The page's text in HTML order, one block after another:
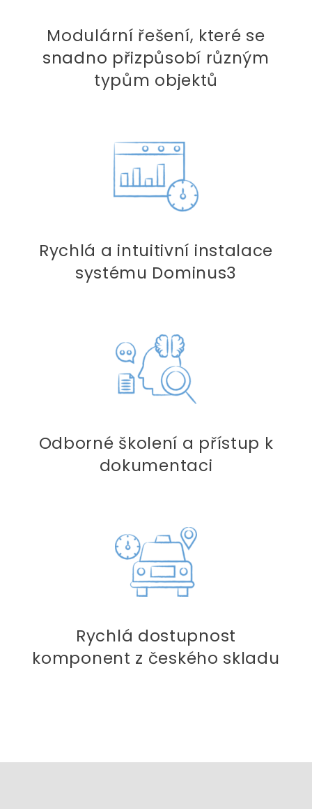
Modulární řešení, které se
snadno přizpůsobí různým
typům objektů
Rychlá a intuitivní instalace
systému Dominus3
Odborné školení a přístup k
dokumentaci
Rychlá dostupnost
komponent z českého skladu